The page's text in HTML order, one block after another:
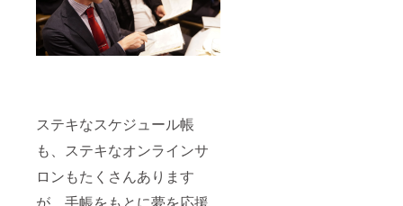
ステキなスケジュール帳
も、ステキなオンラインサ
ロンもたくさんあります